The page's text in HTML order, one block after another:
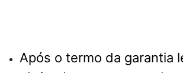
Após o termo da garantia